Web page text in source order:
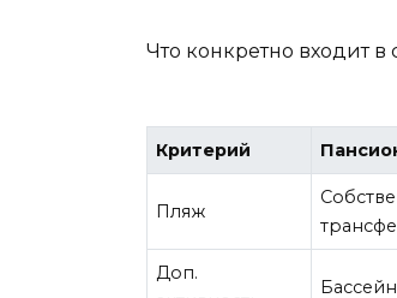
Что конкретно входит
Критерий
Пляж
Доп.